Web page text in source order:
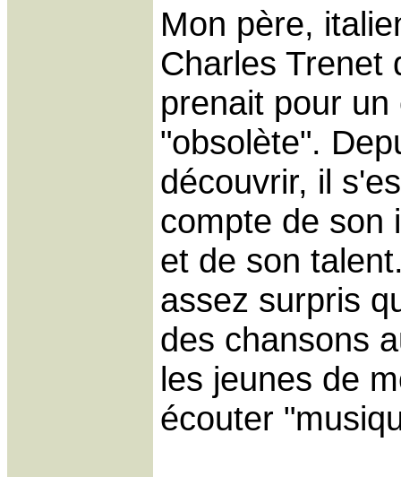
Mon père,
Charles Trenet
prenait pour
"obsolète".
découvrir, il
compte de son
et de son
assez surpris
des chansons
les jeunes de
écouter